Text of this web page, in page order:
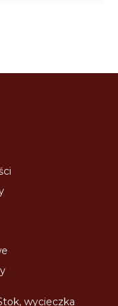
,wycieczka